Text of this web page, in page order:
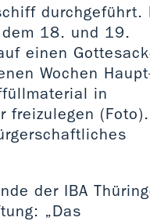
durchgeführt.
18. und 19.
einen
Wochen
in
freizulegen (Foto).
der IBA
„Das